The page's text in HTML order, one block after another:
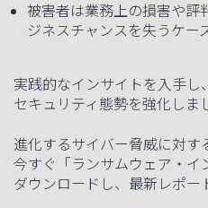
被害者は業務上の損害や評
ジネスチャンスを失うケー
実践的なインサイトを入手
セキュリティ態勢を強化しま
進化するサイバー脅威に対す
今すぐ「ランサムウェア・
ダウンロードし、最新レポー